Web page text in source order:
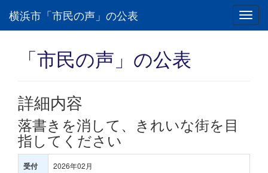
横浜市「市民の声」の公表
「市民の声」の公表
詳細内容
落書きを消して、きれいな街を目
指してください
受付
2026年02月